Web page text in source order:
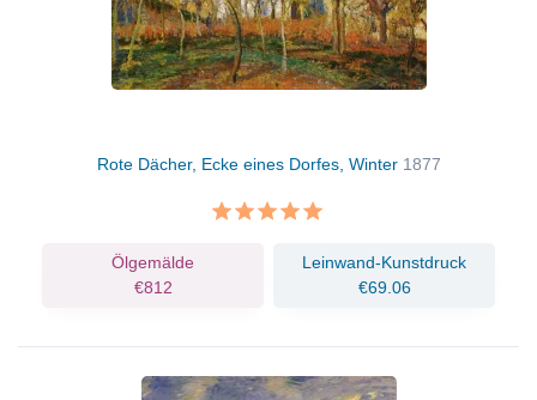
Rote Dächer, Ecke eines Dorfes, Winter 1877
Ölgemälde
€812
Leinwand-Kunstdruck
€69.06